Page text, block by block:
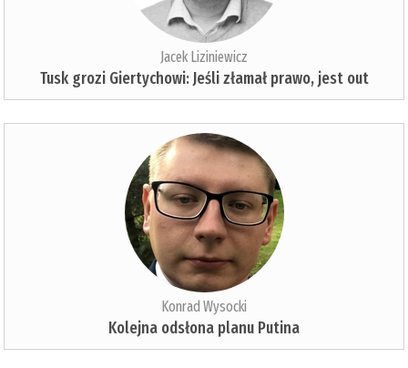
Jacek Liziniewicz
Tusk grozi Giertychowi: Jeśli złamał prawo, jest out
Konrad Wysocki
Kolejna odsłona planu Putina